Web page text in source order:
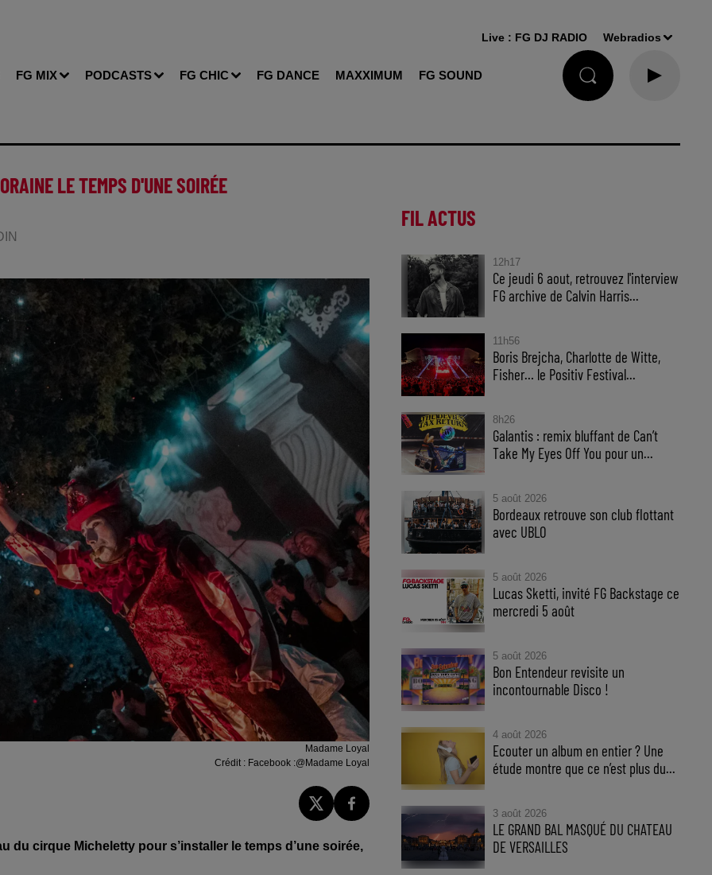
FG MIX PODCASTS FG CHIC FG DANCE MAXXIMUM FG SOUND
Live : FG DJ RADIO Webradios
LE TEMPS D'UNE SOIRÉE
Madame Loyal
Crédit : Facebook :@Madame Loyal
du cirque Micheletty pour s’installer le temps d’une soirée,
FIL ACTUS
12h17
Ce jeudi 6 aout, retrouvez l'interview
FG archive de Calvin Harris...
11h56
Boris Brejcha, Charlotte de Witte,
Fisher… le Positiv Festival...
8h26
Galantis : remix bluffant de Can’t
Take My Eyes Off You pour un...
5 août 2026
Bordeaux retrouve son club flottant
avec UBLO
5 août 2026
Lucas Sketti, invité FG Backstage ce
mercredi 5 août
5 août 2026
Bon Entendeur revisite un
incontournable Disco !
4 août 2026
Ecouter un album en entier ? Une
étude montre que ce n’est plus du...
3 août 2026
LE GRAND BAL MASQUÉ DU CHATEAU
DE VERSAILLES